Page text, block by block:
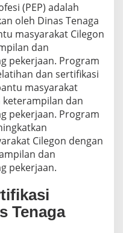
(PEP) adalah
oleh Dinas Tenaga
masyarakat Cilegon
dan
pekerjaan. Program
dan sertifikasi
masyarakat
dan
pekerjaan. Program
Cilegon dengan
dan
pekerjaan.
Tenaga